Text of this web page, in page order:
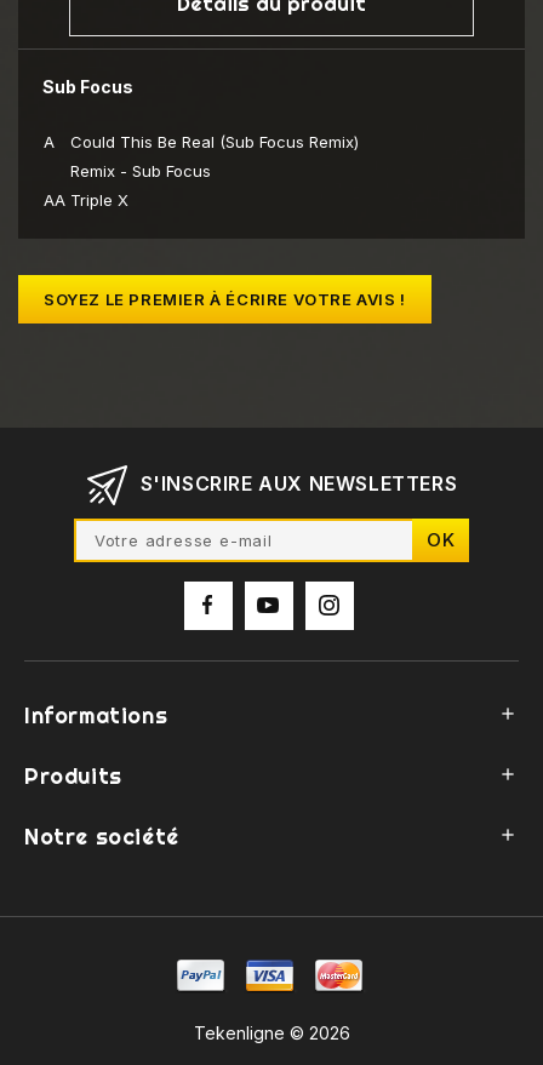
Sub Focus
A
Could This Be Real (Sub Focus Remix)
Remix - Sub Focus
AA Triple X
SOYEZ LE PREMIER À ÉCRIRE VOTRE AVIS !
S'INSCRIRE AUX NEWSLETTERS
Informations 
Produits 
Notre société 
Tekenligne © 2026